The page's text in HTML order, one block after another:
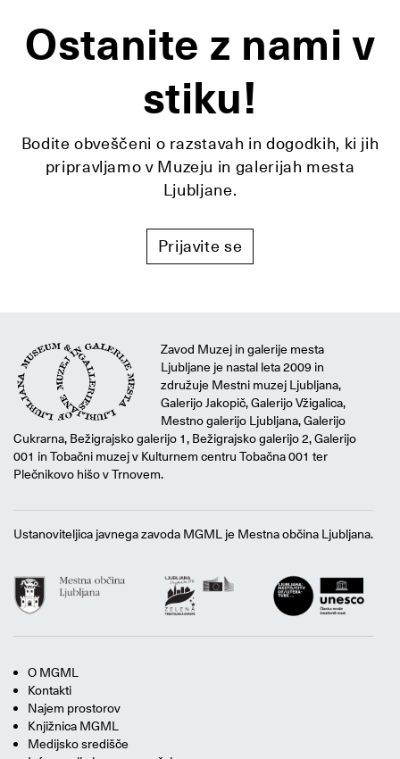
Ostanite z nami v
stiku!
Bodite obveščeni o razstavah in dogodkih, ki jih
pripravljamo v Muzeju in galerijah mesta
Ljubljane.
Prijavite se
Zavod Muzej in galerije mesta
Ljubljane je nastal leta 2009 in
združuje Mestni muzej Ljubljana,
Galerijo Jakopič, Galerijo Vžigalica,
Mestno galerijo Ljubljana, Galerijo
Cukrarna, Bežigrajsko galerijo 1, Bežigrajsko galerijo 2, Galerijo
001 in Tobačni muzej v Kulturnem centru Tobačna 001 ter
Plečnikovo hišo v Trnovem.
Ustanoviteljica javnega zavoda MGML je Mestna občina Ljubljana.
O MGML
Kontakti
Najem prostorov
Knjižnica MGML
Medijsko središče